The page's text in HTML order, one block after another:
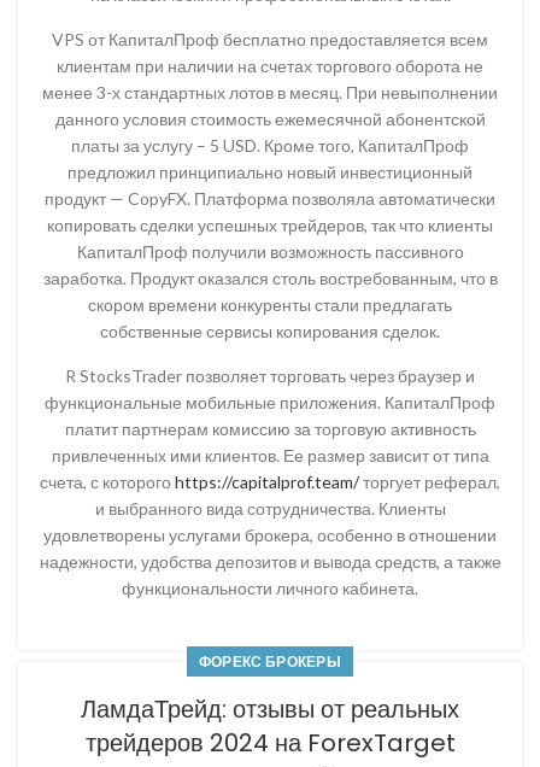
VPS от КапиталПроф бесплатно предоставляется всем
клиентам при наличии на счетах торгового оборота не
менее 3-х стандартных лотов в месяц. При невыполнении
данного условия стоимость ежемесячной абонентской
платы за услугу – 5 USD. Кроме того, КапиталПроф
предложил принципиально новый инвестиционный
продукт — CopyFX. Платформа позволяла автоматически
копировать сделки успешных трейдеров, так что клиенты
КапиталПроф получили возможность пассивного
заработка. Продукт оказался столь востребованным, что в
скором времени конкуренты стали предлагать
собственные сервисы копирования сделок.
R StocksTrader позволяет торговать через браузер и
функциональные мобильные приложения. КапиталПроф
платит партнерам комиссию за торговую активность
привлеченных ими клиентов. Ее размер зависит от типа
счета, с которого https://capitalprof.team/торгует реферал,
и выбранного вида сотрудничества. Клиенты
удовлетворены услугами брокера, особенно в отношении
надежности, удобства депозитов и вывода средств, а также
функциональности личного кабинета.
ФОРЕКС БРОКЕРЫ
ЛамдаТрейд: отзывы от реальных
трейдеров 2024 на ForexTarget